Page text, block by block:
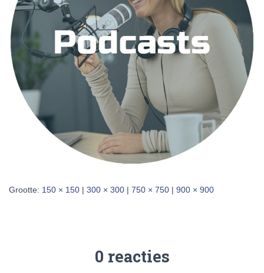
Grootte: 150 × 150 | 300 × 300 | 750 × 750 | 900 × 900
0 reacties